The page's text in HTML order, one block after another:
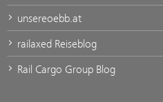
unsereoebb.at
railaxed Reiseblog
Rail Cargo Group Blog